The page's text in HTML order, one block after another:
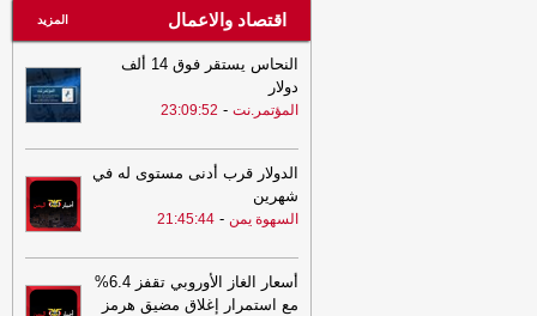
اقتصاد والاعمال المزيد
النحاس يستقر فوق 14 ألف
دولار
المؤتمر.نت -
23:09:52
الدولار قرب أدنى مستوى له في
شهرين
السهوة يمن -
21:45:44
أسعار الغاز الأوروبي تقفز 6.4%
مع استمرار إغلاق مضيق هرمز